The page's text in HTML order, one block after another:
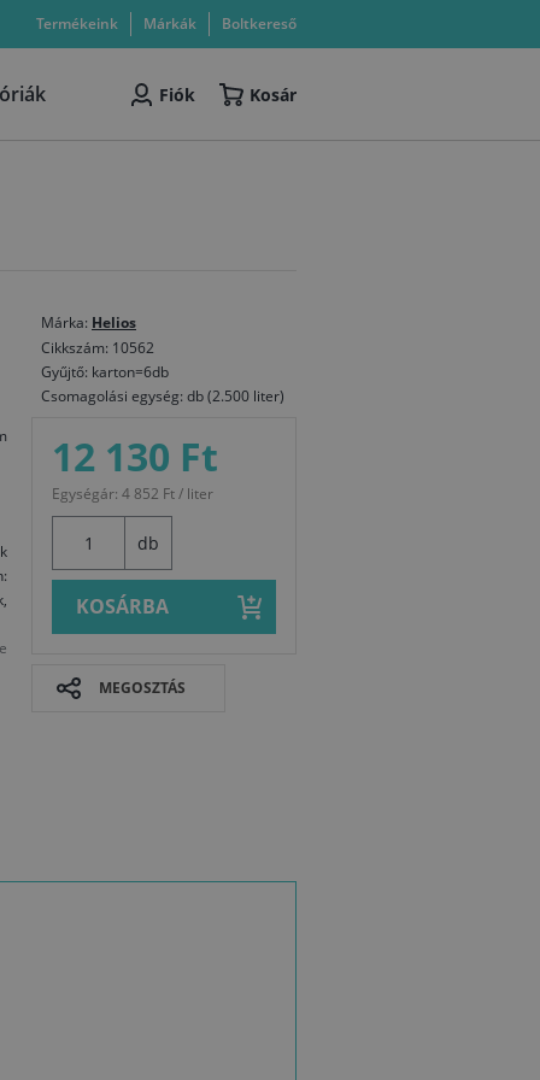
Termékeink Márkák Boltkereső
Fiók Kosár
Márka: Helios
Cikkszám: 10562
Gyűjtő: karton=6db
Csomagolási egység: db (2.500 liter)
12 130 Ft
Egységár: 4 852 Ft / liter
db
KOSÁRBA
MEGOSZTÁS